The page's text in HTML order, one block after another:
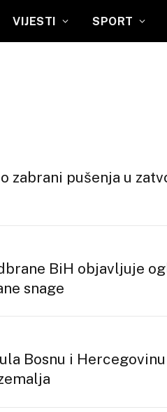
VIJESTI SPORT
zabrani pušenja u
BiH objavljuje
snage
Bosnu i